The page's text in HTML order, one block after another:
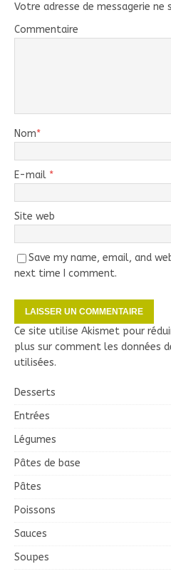
Votre adresse de messagerie ne
Commentaire
Nom*
E-mail *
Site web
Save my name, email, and
next time I comment.
Ce site utilise Akismet pour
plus sur comment les données
utilisées.
Desserts
Entrées
Légumes
Pâtes de base
Pâtes
Poissons
Sauces
Soupes